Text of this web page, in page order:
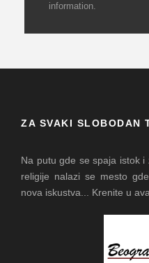
information.
ZA SVAKI SLOBODAN
Na putu gde se spaja istok
religije nalazi se mesto
nova iskustva... Krenite u